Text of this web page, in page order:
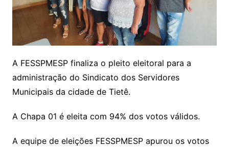
A FESSPMESP finaliza o pleito eleitoral para a
administração do Sindicato dos Servidores
Municipais da cidade de Tietê.
A Chapa 01 é eleita com 94% dos votos válidos.
A equipe de eleições FESSPMESP apurou os votos